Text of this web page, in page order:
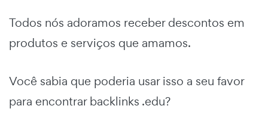
Todos nós adoramos receber descontos em
produtos e serviços que amamos.
Você sabia que poderia usar isso a seu favor
para encontrar backlinks .edu?